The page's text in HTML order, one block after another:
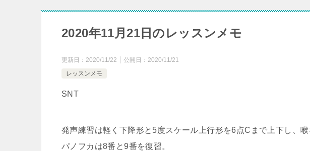
2020年11月21日のレッスンメモ
更新日： 2020/11/22 公開日： 2020/11/21
レッスンメモ
SNT
発声練習は軽く下降形と5度スケール上行形を6点Cまで上下し、喉
パノフカは8番と9番を復習。